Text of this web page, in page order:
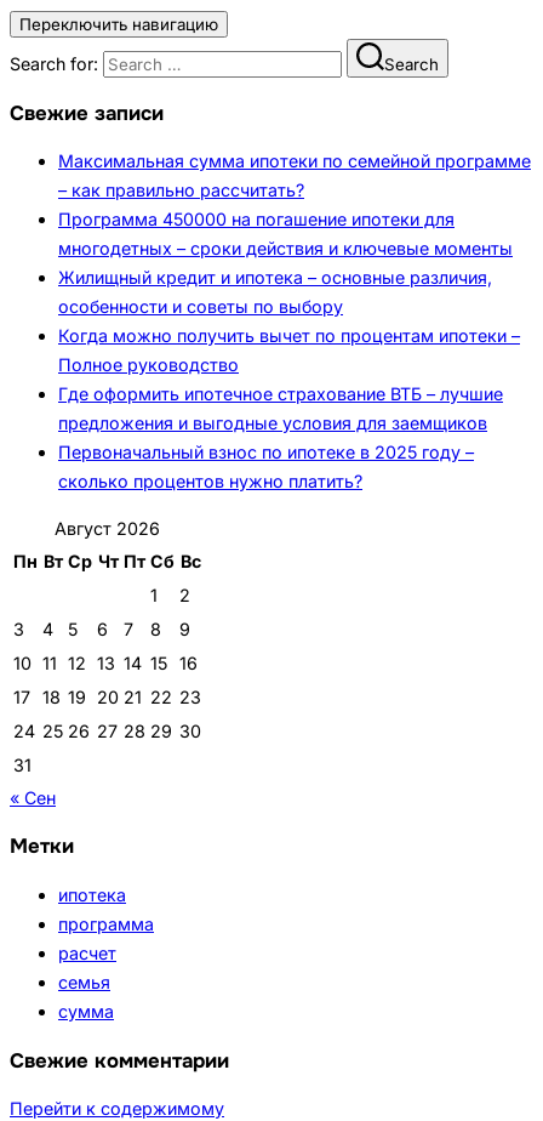
Переключить навигацию
Search for: Search
Свежие записи
Максимальная сумма ипотеки по семейной программе
– как правильно рассчитать?
Программа 450000 на погашение ипотеки для
многодетных – сроки действия и ключевые моменты
Жилищный кредит и ипотека – основные различия,
особенности и советы по выбору
Когда можно получить вычет по процентам ипотеки –
Полное руководство
Где оформить ипотечное страхование ВТБ – лучшие
предложения и выгодные условия для заемщиков
Первоначальный взнос по ипотеке в 2025 году –
сколько процентов нужно платить?
Август 2026
Пн Вт Ср Чт Пт Сб Вс
1
2
3
4 5 6 7 8
9
10 11 12 13 14 15 16
17 18 19 20 21 22 23
24 25 26 27 28 29 30
31
« Сен
Метки
ипотека
программа
расчет
семья
сумма
Свежие комментарии
Перейти к содержимому